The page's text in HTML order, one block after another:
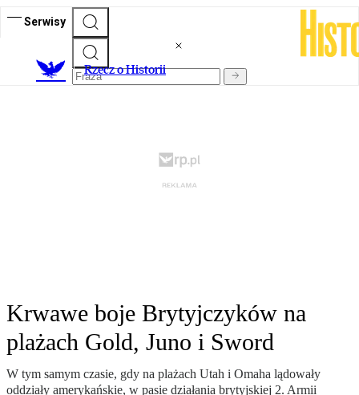
Serwisy
Rzecz o Historii
Krwawe boje Brytyjczyków na
plażach Gold, Juno i Sword
W tym samym czasie, gdy na plażach Utah i Omaha lądowały
oddziały amerykańskie, w pasie działania brytyjskiej 2. Armii